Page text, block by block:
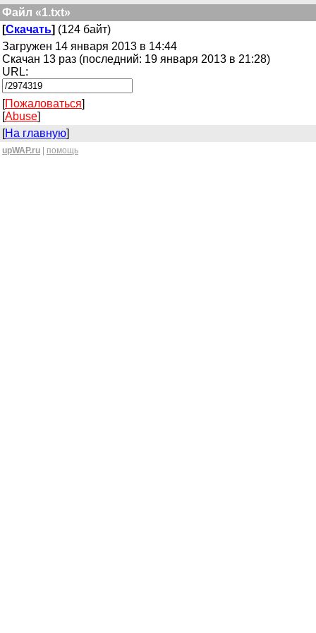
Файл «1.txt»
[Скачать] (124 байт)
Загружен 14 января 2013 в 14:44
Скачан 13 раз (последний: 19 января 2013 в 21:28)
URL:
[Пожаловаться]
[Abuse]
[На главную]
upWAP.ru помощь